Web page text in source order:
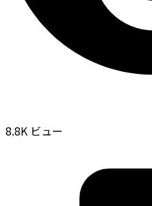
8.8K ビュー